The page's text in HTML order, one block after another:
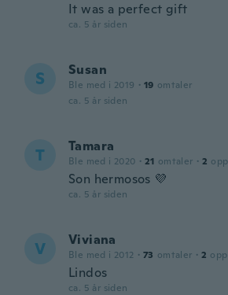
It was a perfect gift
ca. 5 år siden
S Susan
Ble med i 2019 · 19 omtaler
ca. 5 år siden
T Tamara
Ble med i 2020 · 21 omtaler · 2
Son hermosos 💜
ca. 5 år siden
V Viviana
Ble med i 2012 · 73 omtaler · 2
Lindos
ca. 5 år siden